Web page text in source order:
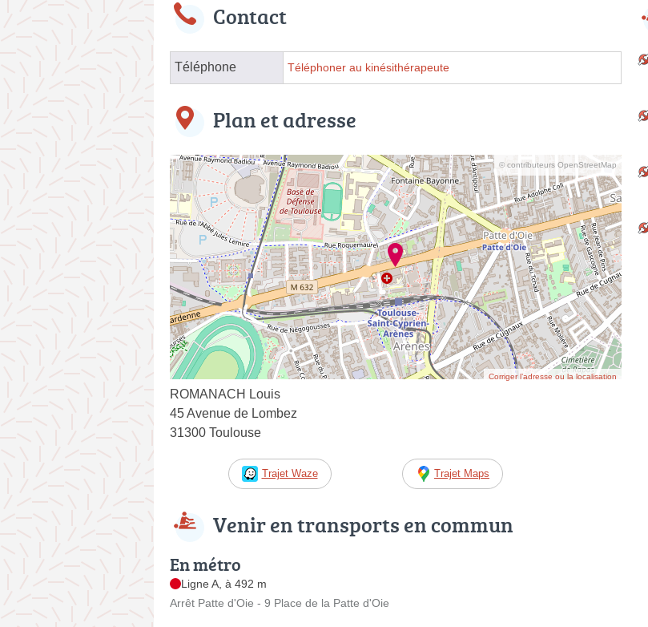
Contact
Téléphone Téléphoner au kinésithérapeute
Plan et adresse
© contributeurs OpenStreetMap
Corriger l’adresse ou la localisation
ROMANACH Louis
45 Avenue de Lombez
31300 Toulouse
Trajet Waze Trajet Maps
Venir en transports en commun
En métro
Ligne A, à 492 m
Arrêt Patte d'Oie - 9 Place de la Patte d'Oie